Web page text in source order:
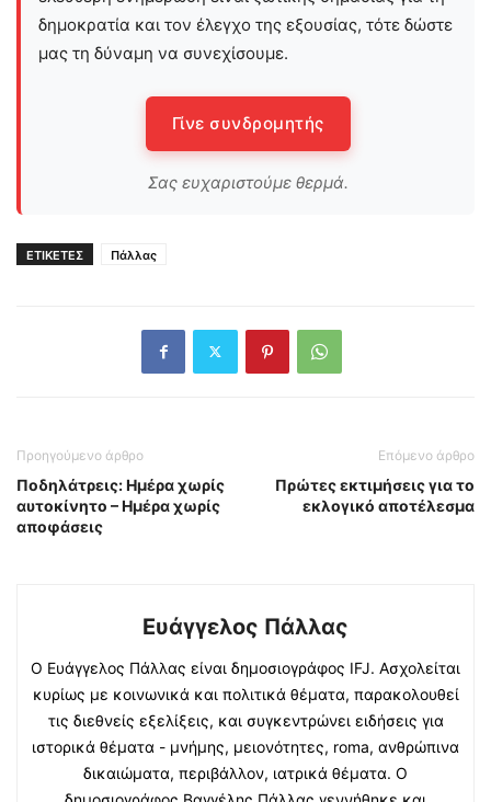
δημοκρατία και τον έλεγχο της εξουσίας, τότε δώστε
μας τη δύναμη να συνεχίσουμε.
Γίνε συνδρομητής
Σας ευχαριστούμε θερμά.
ΕΤΙΚΕΤΕΣ Πάλλας
Προηγούμενο άρθρο
Ποδηλάτρεις: Ημέρα χωρίς
αυτοκίνητο – Ημέρα χωρίς
αποφάσεις
Επόμενο άρθρο
Πρώτες εκτιμήσεις για το
εκλογικό αποτέλεσμα
Ευάγγελος Πάλλας
Ο Ευάγγελος Πάλλας είναι δημοσιογράφος ΙFJ. Ασχολείται
κυρίως με κοινωνικά και πολιτικά θέματα, παρακολουθεί
τις διεθνείς εξελίξεις, και συγκεντρώνει ειδήσεις για
ιστορικά θέματα - μνήμης, μειονότητες, roma, ανθρώπινα
δικαιώματα, περιβάλλον, ιατρικά θέματα. Ο